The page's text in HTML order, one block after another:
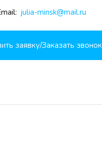
julia-minsk@mail.ru
заявку/Заказать звонок